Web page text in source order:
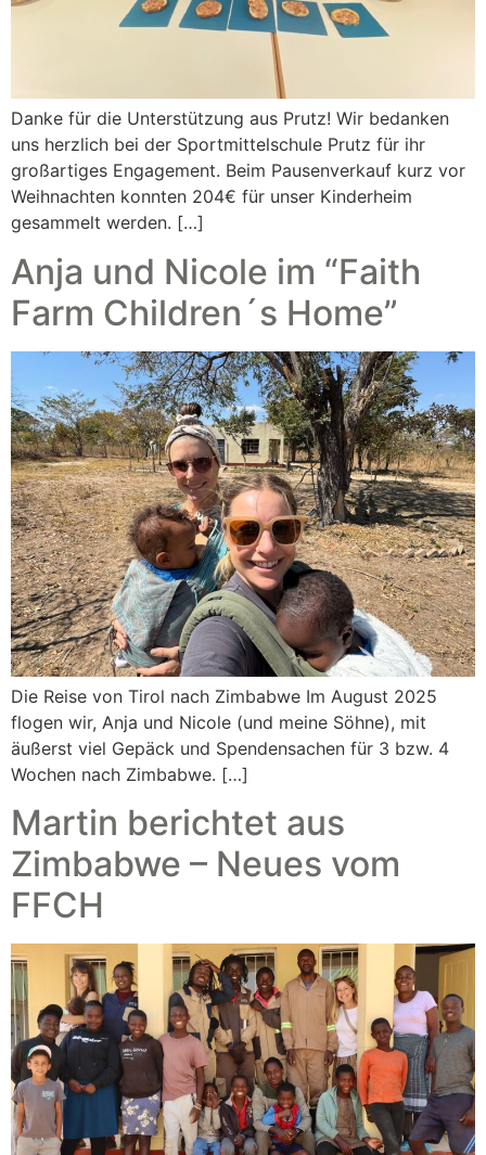
Danke für die Unterstützung aus Prutz! Wir bedanken
uns herzlich bei der Sportmittelschule Prutz für ihr
großartiges Engagement. Beim Pausenverkauf kurz vor
Weihnachten konnten 204€ für unser Kinderheim
gesammelt werden. […]
Anja und Nicole im “Faith
Farm Children´s Home”
Die Reise von Tirol nach Zimbabwe Im August 2025
flogen wir, Anja und Nicole (und meine Söhne), mit
äußerst viel Gepäck und Spendensachen für 3 bzw. 4
Wochen nach Zimbabwe. […]
Martin berichtet aus
Zimbabwe – Neues vom
FFCH